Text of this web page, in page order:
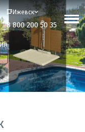
Ижевск
8 800 200 50 35